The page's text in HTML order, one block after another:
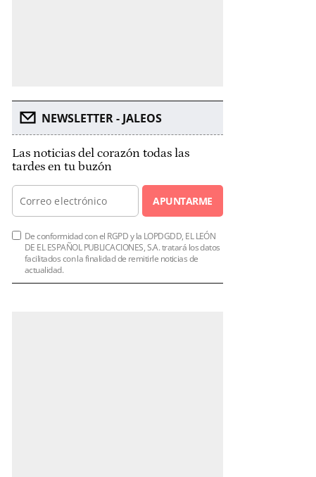
NEWSLETTER - JALEOS
Las noticias del corazón todas las
tardes en tu buzón
APUNTARME
De conformidad con el RGPD y la LOPDGDD, EL LEÓN
DE EL ESPAÑOL PUBLICACIONES, S.A. tratará los datos
facilitados con la finalidad de remitirle noticias de
actualidad.